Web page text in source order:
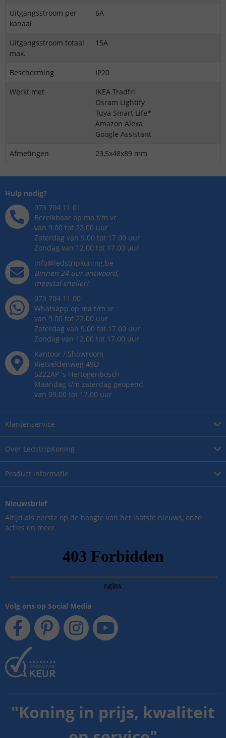
Uitgangsstroom per
kanaal
6A
Uitgangsstroom totaal
max.
15A
Bescherming
IP20
Werkt met
IKEA Tradfri
Osram Lightify
Tuya Smart Life*
Amazon Alexa
Google Assistant
Afmetingen
23,5x48x89 mm
Over LedstripKoning
Product informatie
Klantenservice
Hulp nodig?
073 704 11 01
Bereikbaar op ma t/m vr
van 9.00 tot 22.00 uur
Zaterdag van 9.00 tot 17.00 uur
Zondag van 12.00 tot 17.00 uur
info@ledstripkoning.be
Binnen 24 uur antwoord,
meestal sneller!
073 704 11 00
Whatsapp op ma t/m vr
van 9.00 tot 22.00 uur
Zaterdag van 9.00 tot 17.00 uur
Zondag van 12.00 tot 17.00 uur
Kantoor / Showroom
Rietveldenweg 49D
5222AP 's Hertogenbosch
Maandag t/m zaterdag geopend
van 09.00 tot 17.00 uur
Nieuwsbrief
Altijd als eerste op de hoogte van het laatste nieuws, onze
acties en meer.
Volg ons op Social Media
"Koning in prijs, kwaliteit